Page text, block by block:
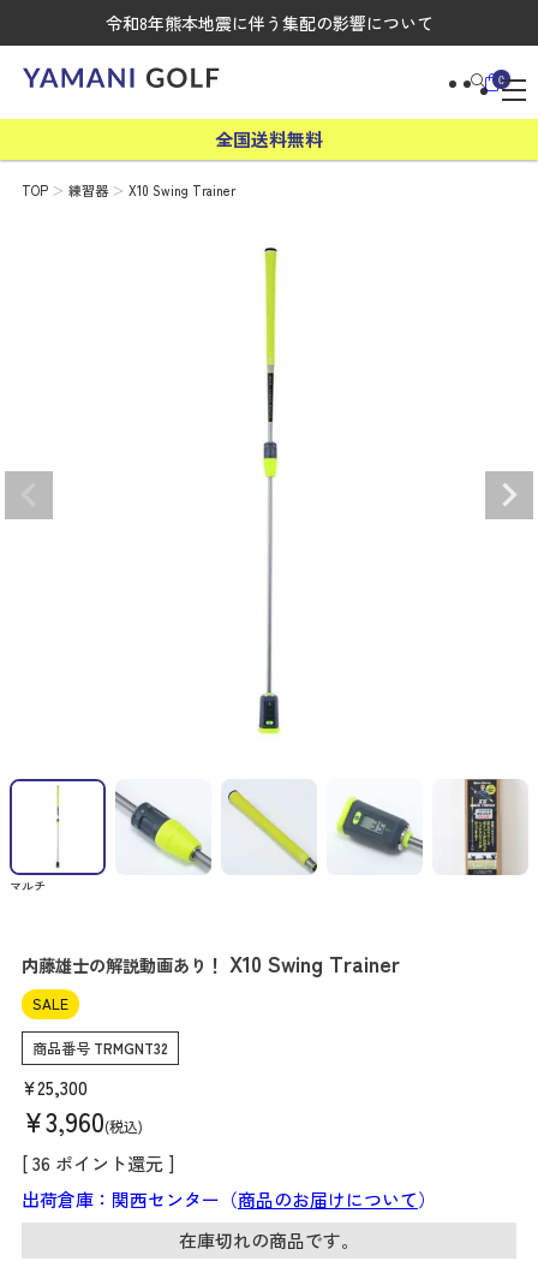
令和8年熊本地震に伴う集配の影響について
0
全国送料無料
TOP 練習器 X10 Swing Trainer
マルチ
内藤雄士の解説動画あり！ X10 Swing Trainer
SALE
商品番号 TRMGNT32
¥25,300
¥3,960 税込
[36 ポイント還元 ]
出荷倉庫：関西センター（商品のお届けについて）
在庫切れの商品です。